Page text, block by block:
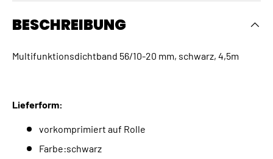
BESCHREIBUNG
Multifunktionsdichtband 56/10-20 mm, schwarz, 4,5m
Lieferform:
vorkomprimiert auf Rolle
Farbe:schwarz